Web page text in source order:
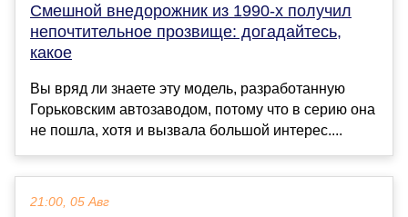
Смешной внедорожник из 1990-х получил
непочтительное прозвище: догадайтесь,
какое
Вы вряд ли знаете эту модель, разработанную
Горьковским автозаводом, потому что в серию она
не пошла, хотя и вызвала большой интерес....
21:00, 05 Авг